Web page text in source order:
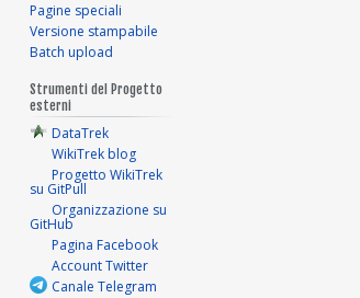
Pagine speciali
Versione stampabile
Batch upload
Strumenti del Progetto
esterni
DataTrek
WikiTrek blog
Progetto WikiTrek
su GitPull
Organizzazione su
GitHub
Pagina Facebook
Account Twitter
Canale Telegram